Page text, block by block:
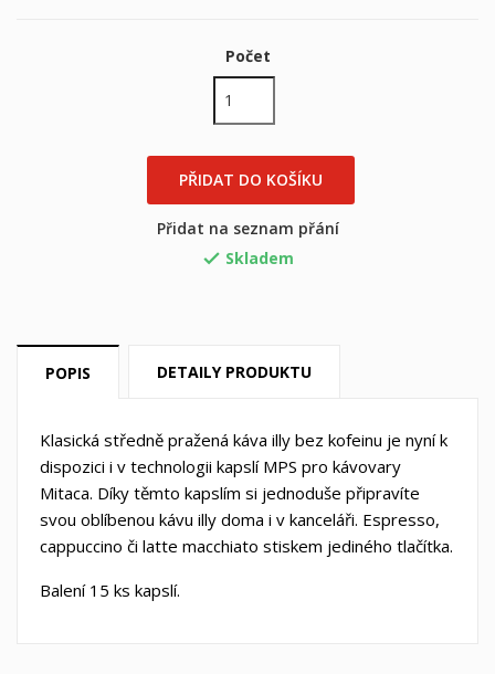
Počet
PŘIDAT DO KOŠÍKU
Přidat na seznam přání
 Skladem
POPIS DETAILY PRODUKTU
Klasická středně pražená káva illy bez kofeinu je nyní k
dispozici i v technologii kapslí MPS pro kávovary
Mitaca. Díky těmto kapslím si jednoduše připravíte
svou oblíbenou kávu illy doma i v kanceláři. Espresso,
cappuccino či latte macchiato stiskem jediného tlačítka.
Balení 15 ks kapslí.
Můj seznam přání
((title)) ×
Přihlásit se ×
Musíte být přihlášen, abyste si mohli výrobky uložit do
svého seznamu přání.